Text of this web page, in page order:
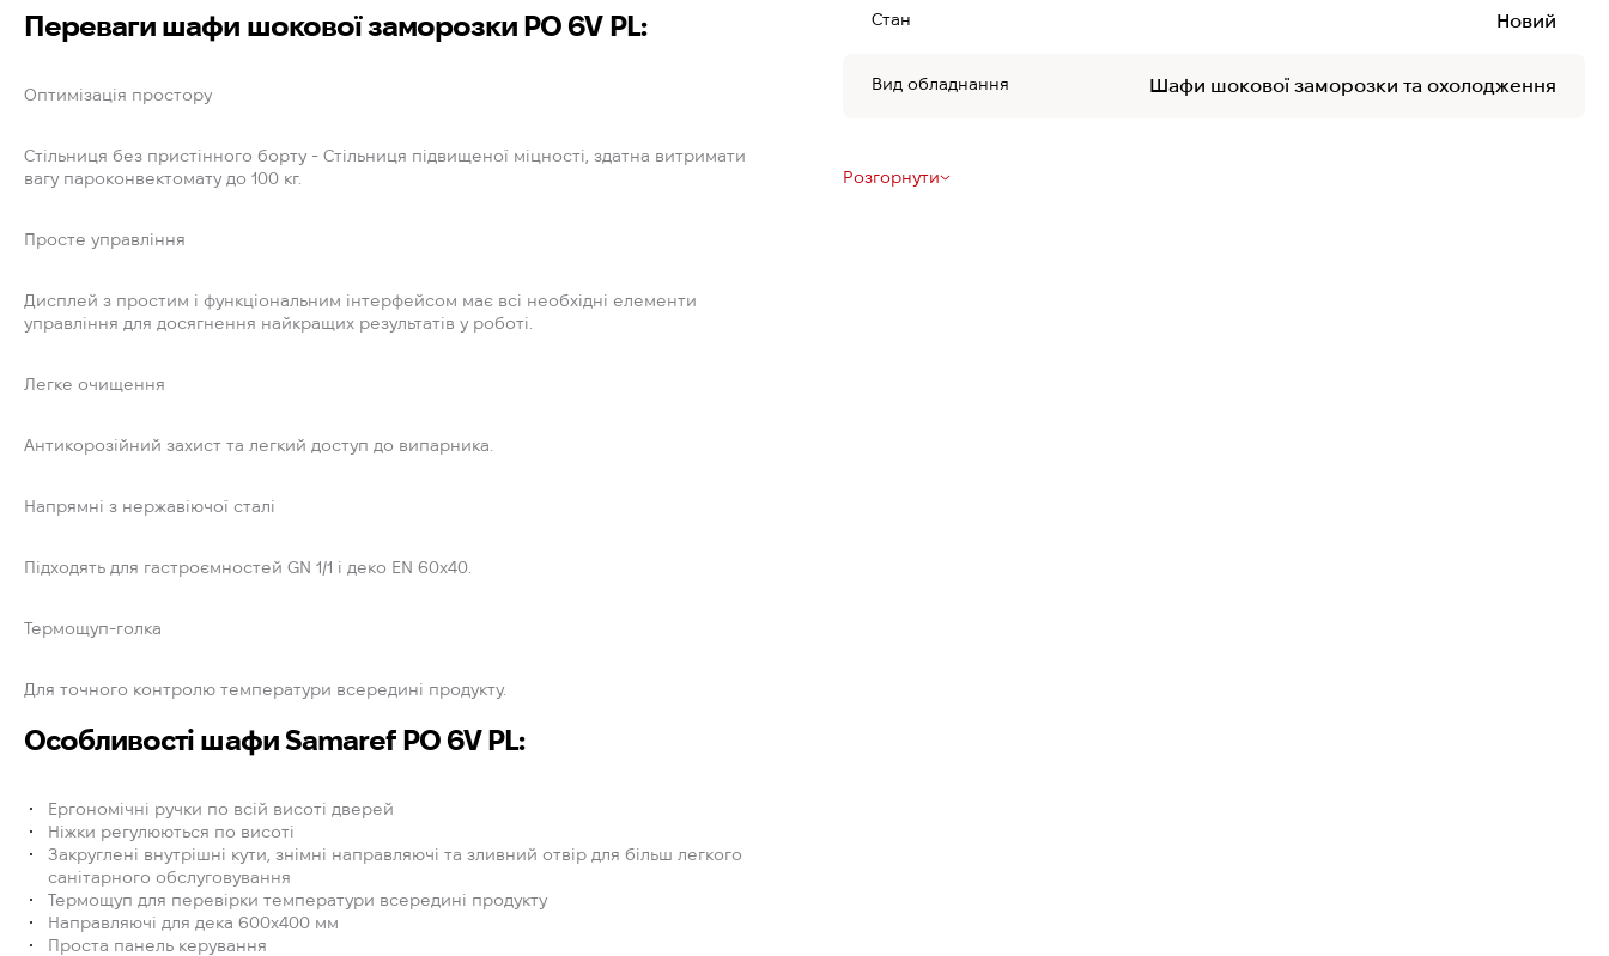
Переваги шафи шокової заморозки PO 6V PL:
Оптимізація простору
Стільниця без пристінного борту - Стільниця підвищеної міцності, здатна витримати
вагу пароконвектомату до 100 кг.
Просте управління
Дисплей з простим і функціональним інтерфейсом має всі необхідні елементи
управління для досягнення найкращих результатів у роботі.
Легке очищення
Антикорозійний захист та легкий доступ до випарника.
Напрямні з нержавіючої сталі
Підходять для гастроємностей GN 1/1 і деко EN 60x40.
Термощуп-голка
Для точного контролю температури всередині продукту.
Особливості шафи Samaref PO 6V PL:
Ергономічні ручки по всій висоті дверей
Ніжки регулюються по висоті
Закруглені внутрішні кути, знімні направляючі та зливний отвір для більш легкого
санітарного обслуговування
Термощуп для перевірки температури всередині продукту
Направляючі для дека 600x400 мм
Проста панель керування
Стан Новий
Вид обладнання Шафи шокової заморозки та охолодження
Розгорнути